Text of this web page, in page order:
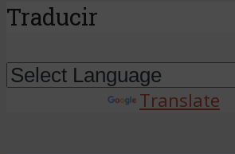
Traducir
Translate